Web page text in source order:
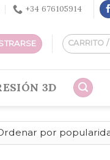
+34 676105914
CARRITO /
3D